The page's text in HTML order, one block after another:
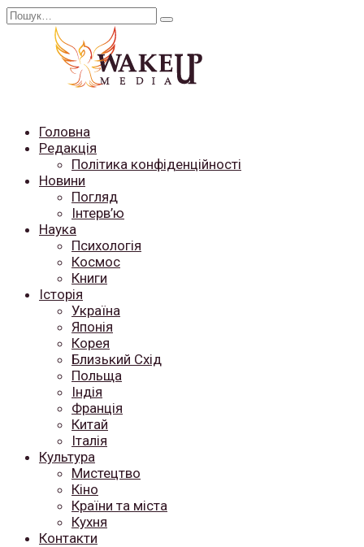
Перейти
Search
Головна
Редакція
Політика конфіденційності
Новини
Погляд
Інтерв’ю
Наука
Психологія
Космос
Книги
Історія
Україна
Японія
Корея
Близький Схід
Польща
Індія
Франція
Китай
Італія
Культура
Мистецтво
Кіно
Країни та міста
Кухня
Контакти